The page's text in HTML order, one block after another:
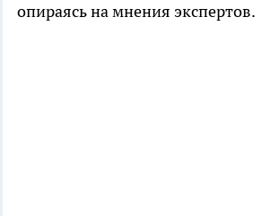
опираясь на мнения экспертов.